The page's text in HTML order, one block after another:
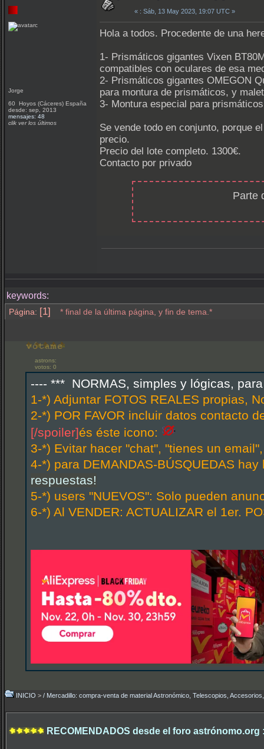
Jorge
60 Hoyos (Cáceres) España
desde: sep, 2013
mensajes: 48
clik ver los últimos
« : Sáb, 13 May 2023, 19:07 UTC »
Hola a todos. Procedente de una
1- Prismáticos gigantes Vixen
compatibles con oculares de esa
2- Prismáticos gigantes OMEGON
para montura de prismáticos, y
3- Montura especial para
Se vende todo en conjunto, porque
precio.
Precio del lote completo. 1300€.
Contacto por privado
Parte
keywords:
Página: [1] * final de la última página, y fin de tema.*
astrons:
votos: 0
---- *** NORMAS, simples y lógicas,
1-*) Adjuntar FOTOS REALES propias,
2-*) POR FAVOR incluir datos contacto
[/spoiler]és éste icono:
3-*) Evitar hacer "chat", "tienes un
4-*) para DEMANDAS-BÚSQUEDAS
respuestas!
5-*) users "NUEVOS": Solo pueden
6-*) Al VENDER: ACTUALIZAR el 1er.
INICIO > / Mercadillo: compra-venta de material Astronómico, Telescopios,
RECOMENDADOS desde el foro astrónomo.org